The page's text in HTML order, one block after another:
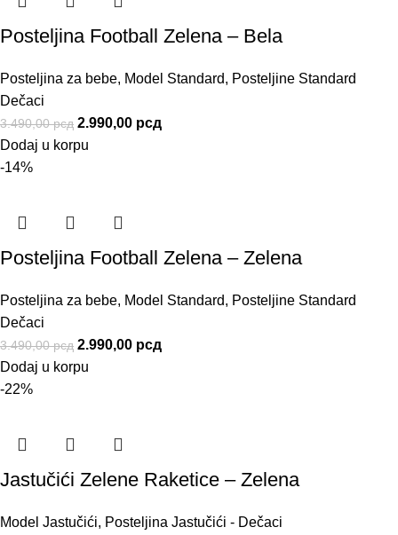
Posteljina Football Zelena – Bela
Posteljina za bebe, Model Standard, Posteljine Standard
Dečaci
3.490,00рсд 2.990,00 рсд
Dodaj u korpu
-14%
Posteljina Football Zelena – Zelena
Posteljina za bebe, Model Standard, Posteljine Standard
Dečaci
3.490,00рсд 2.990,00 рсд
Dodaj u korpu
-22%
Jastučići Zelene Raketice – Zelena
Model Jastučići, Posteljina Jastučići - Dečaci